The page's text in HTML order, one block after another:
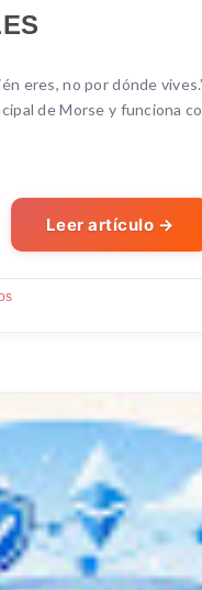
eres, no por dónde
de Morse y funciona
Leer artículo →